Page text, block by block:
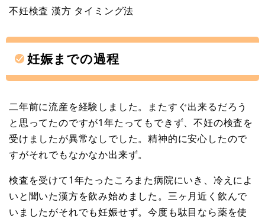
不妊検査 漢方 タイミング法
妊娠までの過程
二年前に流産を経験しました。またすぐ出来るだろう
と思ってたのですが1年たってもできず、不妊の検査を
受けましたが異常なしでした。精神的に安心したので
すがそれでもなかなか出来ず。
検査を受けて1年たったころまた病院にいき、冷えによ
いと聞いた漢方を飲み始めました。三ヶ月近く飲んで
いましたがそれでも妊娠せず。今度も駄目なら薬を使